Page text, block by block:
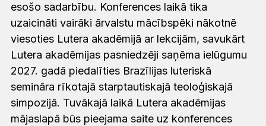
esošo sadarbību. Konferences laikā tika
uzaicināti vairāki ārvalstu mācībspēki nākotnē
viesoties Lutera akadēmijā ar lekcijām, savukārt
Lutera akadēmijas pasniedzēji saņēma ielūgumu
2027. gadā piedalīties Brazīlijas luteriskā
semināra rīkotajā starptautiskajā teoloģiskajā
simpozijā. Tuvākajā laikā Lutera akadēmijas
mājaslapā būs pieejama saite uz konferences